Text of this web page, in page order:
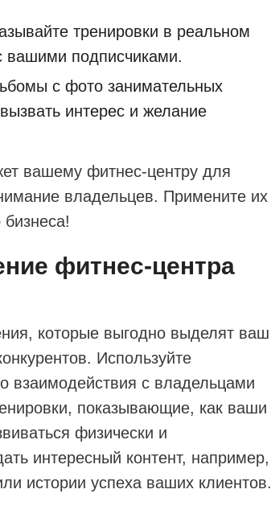
тренировки в реальном
вашими подписчиками.
с фото занимательных
интерес и желание
вашему фитнес-центру для
владельцев. Примените их
фитнес-центра
которые выгодно выделят ваш
Используйте
взаимодействия с владельцами
показывающие, как ваши
физически и
интересный контент, например,
истории успеха ваших клиентов.